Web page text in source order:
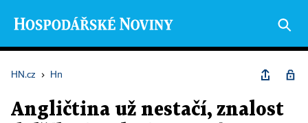
HN.cz › Hn
Angličtina už nestačí, znalost